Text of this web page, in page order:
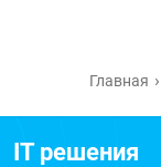
Главная
IT решения